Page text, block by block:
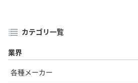
カテゴリ一覧
業界
各種メーカー